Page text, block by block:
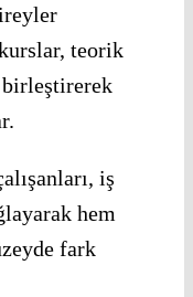
teorik
iş
hem
fark